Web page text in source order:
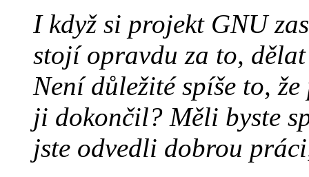
I když si projekt GNU
stojí opravdu za to,
Není důležité spíše to,
ji dokončil? Měli byste
jste odvedli dobrou